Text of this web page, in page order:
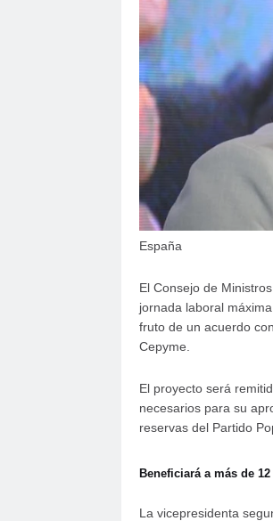
España
El Consejo de
jornada laboral
fruto de un acuerdo
Cepyme.
El proyecto será
necesarios para su
reservas del Partido
Beneficiará a más de
La vicepresidenta